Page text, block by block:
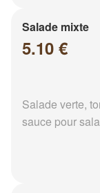
Salade mixte
5.10 €
Salade verte,
sauce pour